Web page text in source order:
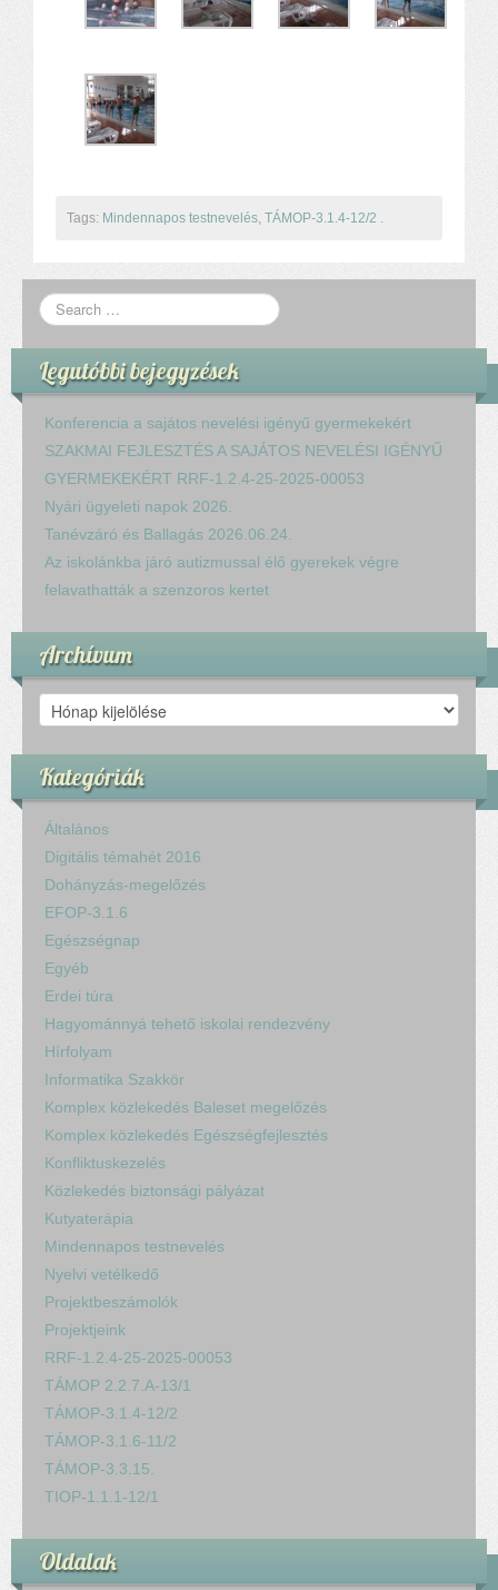
Tags: Mindennapos testnevelés, TÁMOP-3.1.4-12/2 .
Legutóbbi bejegyzések
Konferencia a sajátos nevelési igényű gyermekekért
SZAKMAI FEJLESZTÉS A SAJÁTOS NEVELÉSI IGÉNYŰ
GYERMEKEKÉRT RRF-1.2.4-25-2025-00053
Nyári ügyeleti napok 2026.
Tanévzáró és Ballagás 2026.06.24.
Az iskolánkba járó autizmussal élő gyerekek végre
felavathatták a szenzoros kertet
Archívum
Archívum
Kategóriák
Általános
Digitális témahét 2016
Dohányzás-megelőzés
EFOP-3.1.6
Egészségnap
Egyéb
Erdei túra
Hagyománnyá tehető iskolai rendezvény
Hírfolyam
Informatika Szakkör
Komplex közlekedés Baleset megelőzés
Komplex közlekedés Egészségfejlesztés
Konfliktuskezelés
Közlekedés biztonsági pályázat
Kutyaterápia
Mindennapos testnevelés
Nyelvi vetélkedő
Projektbeszámolók
Projektjeink
RRF-1.2.4-25-2025-00053
TÁMOP 2.2.7.A-13/1
TÁMOP-3.1.4-12/2
TÁMOP-3.1.6-11/2
TÁMOP-3.3.15.
TIOP-1.1.1-12/1
Oldalak